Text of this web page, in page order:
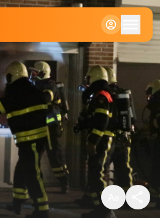
Klein
Standaard
Groot